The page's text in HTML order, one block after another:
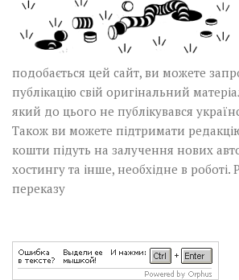
подобається цей сайт, ви можете
публікацію свій оригінальний
який до цього не публікувався
Також ви можете підтримати
кошти підуть на залучення нових
хостингу та інше, необхідне в роботі.
переказу